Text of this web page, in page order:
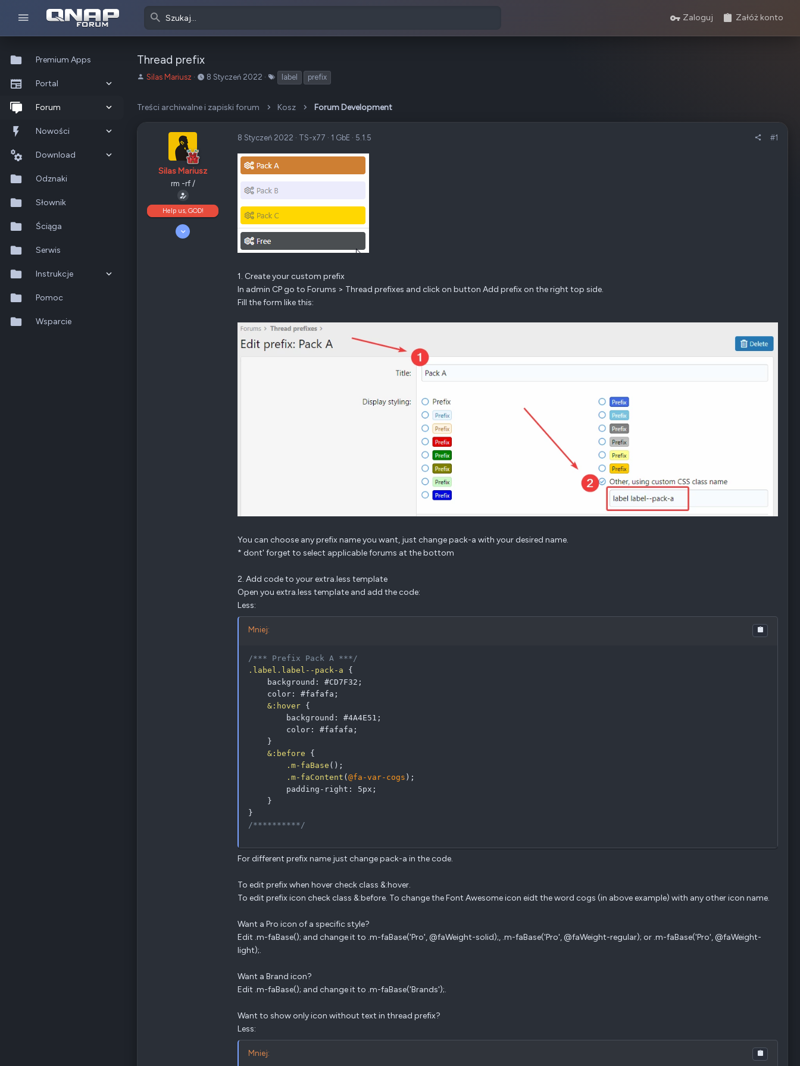
Zaloguj Załóż konto
Premium Apps
Portal
Co nowego?
Ostatnia aktywność
Forum
Nowe posty
Popularne
Szukaj na forum
Nowości
Nowe posty
Wszystkie posty
Nowe zasoby
Ostatnia aktywność
Download
Szukaj zasobów
Odznaki
Słownik
Ściąga
Serwis
Instrukcje
QTS 5.2.x
QuTS hero h6.0.x
Pomoc
Wsparcie
Thread prefix
A
o
r
Silas Mariusz
o
8 Styczeń 2022
i
label prefix
Treści archiwalne i zapiski forum Kosz Forum Development
Silas Mariusz
rm -rf /
Help us, GOD!
5 Kwiecień 2008
8 Styczeń 2022 · TS-x77 · 1 GbE · 5.1.5 #1
1. Create your custom prefix
In admin CP go to Forums > Thread prefixes and click on button Add prefix on the right top side.
Fill the form like this:
You can choose any prefix name you want, just change pack-a with your desired name.
* dont' forget to select applicable forums at the bottom
2. Add code to your extra.less template
Open you extra.less template and add the code:
Less:
Mniej:
/*** Prefix Pack A ***/
.label.label--pack-a
{
background : #CD7F32 ;
color : #fafafa ;
&:hover {
background : #4A4E51 ;
color : #fafafa ;
}
&:before
{
.m-faBase ( ) ;
.m-faContent ( @fa-var-cogs ) ;
padding-right : 5px ;
}
}
/**********/
For different prefix name just change pack-a in the code.
To edit prefix when hover check class &:hover.
To edit prefix icon check class &:before. To change the Font Awesome icon eidt the word cogs (in above example) with any other icon name.
Want a Pro icon of a specific style?
Edit .m-faBase(); and change it to .m-faBase('Pro', @faWeight-solid);, .m-faBase('Pro', @faWeight-regular); or .m-faBase('Pro', @faWeight-
light);.
Want a Brand icon?
Edit .m-faBase(); and change it to .m-faBase('Brands');.
Want to show only icon without text in thread prefix?
Less:
Mniej: